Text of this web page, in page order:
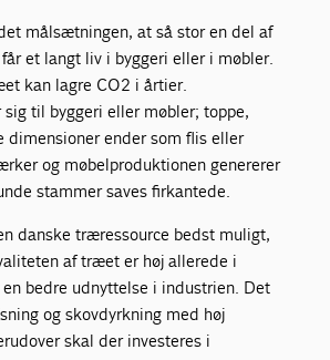
målsætningen, at så stor en del af
et langt liv i byggeri eller i møbler.
kan lagre CO2 i årtier.
til byggeri eller møbler; toppe,
dimensioner ender som flis eller
og møbelproduktionen genererer
stammer saves firkantede.
danske træressource bedst muligt,
af træet er høj allerede i
bedre udnyttelse i industrien. Det
og skovdyrkning med høj
skal der investeres i